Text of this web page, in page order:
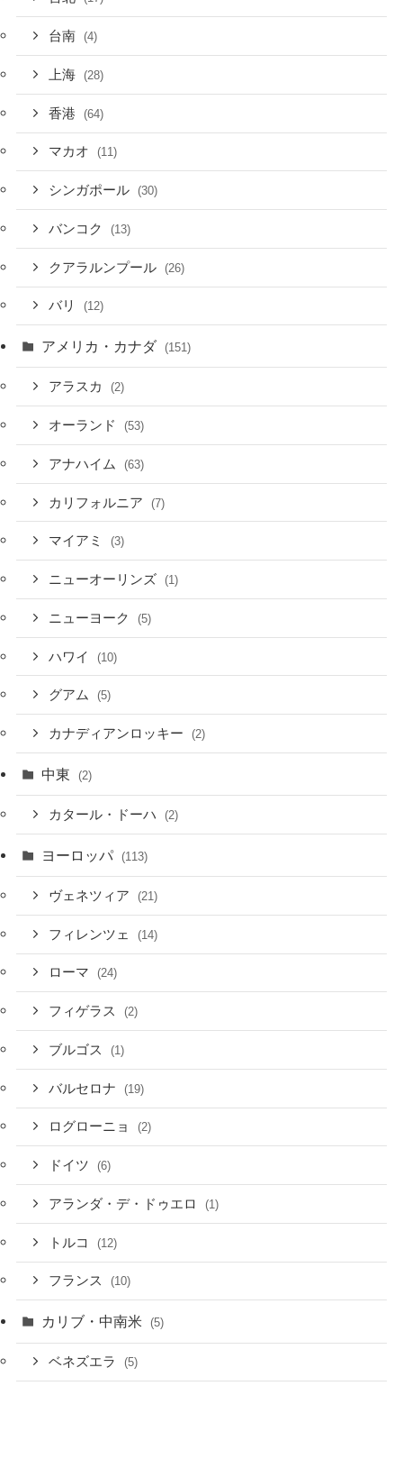
台南 (4)
上海 (28)
香港 (64)
マカオ (11)
シンガポール (30)
バンコク (13)
クアラルンプール (26)
バリ (12)
アメリカ・カナダ (151)
アラスカ (2)
オーランド (53)
アナハイム (63)
カリフォルニア (7)
マイアミ (3)
ニューオーリンズ (1)
ニューヨーク (5)
ハワイ (10)
グアム (5)
カナディアンロッキー (2)
中東 (2)
カタール・ドーハ (2)
ヨーロッパ (113)
ヴェネツィア (21)
フィレンツェ (14)
ローマ (24)
フィゲラス (2)
ブルゴス (1)
バルセロナ (19)
ログローニョ (2)
ドイツ (6)
アランダ・デ・ドゥエロ (1)
トルコ (12)
フランス (10)
カリブ・中南米 (5)
ベネズエラ (5)